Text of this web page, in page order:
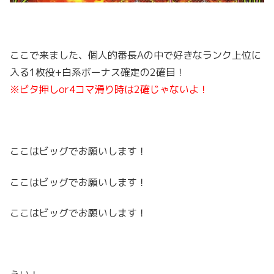
ここで来ました、個人的番長Aの中で好きなランク上位に
入る1枚役+白系ボーナス確定の2確目！
※ビタ押しor4コマ滑り時は2確じゃないよ！
ここはビッグでお願いします！
ここはビッグでお願いします！
ここはビッグでお願いします！